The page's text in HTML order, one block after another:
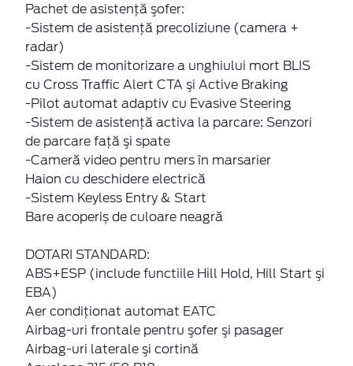
Pachet de asistenţă şofer:
-Sistem de asistenţă precoliziune (camera +
radar)
-Sistem de monitorizare a unghiului mort BLIS
cu Cross Traffic Alert CTA şi Active Braking
-Pilot automat adaptiv cu Evasive Steering
-Sistem de asistenţă activa la parcare: Senzori
de parcare faţă şi spate
-Cameră video pentru mers în marsarier
Haion cu deschidere electrică
-Sistem Keyless Entry & Start
Bare acoperiș de culoare neagră
DOTARI STANDARD:
ABS+ESP (include functiile Hill Hold, Hill Start şi
EBA)
Aer condiţionat automat EATC
Airbag-uri frontale pentru şofer şi pasager
Airbag-uri laterale şi cortină